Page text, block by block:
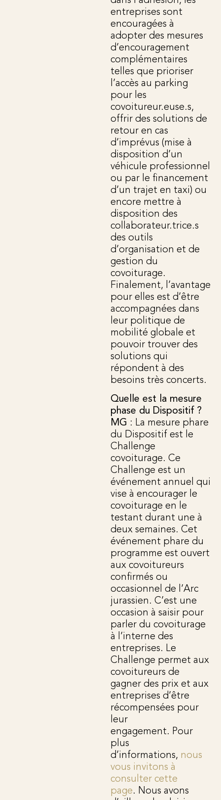
entreprises sont
encouragées à
adopter des mesures
d’encouragement
complémentaires
telles que prioriser
l’accès au parking
pour les
covoitureur.euse.s,
offrir des solutions de
retour en cas
d’imprévus (mise à
disposition d’un
véhicule professionnel
ou par le financement
d’un trajet en taxi) ou
encore mettre à
disposition des
collaborateur.trice.s
des outils
d’organisation et de
gestion du
covoiturage.
Finalement, l’avantage
pour elles est d’être
accompagnées dans
leur politique de
mobilité globale et
pouvoir trouver des
solutions qui
répondent à des
besoins très concerts.
Quelle est la mesure
phase du Dispositif ?
MG : La mesure phare
du Dispositif est le
Challenge
covoiturage. Ce
Challenge est un
événement annuel qui
vise à encourager le
covoiturage en le
testant durant une à
deux semaines. Cet
événement phare du
programme est ouvert
aux covoitureurs
confirmés ou
occasionnel de l’Arc
jurassien. C’est une
occasion à saisir pour
parler du covoiturage
à l’interne des
entreprises. Le
Challenge permet aux
covoitureurs de
gagner des prix et aux
entreprises d’être
récompensées pour
leur
engagement. Pour
plus
d’informations, nous
vous invitons à
consulter cette
page. Nous avons